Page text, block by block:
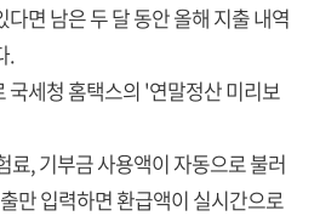
면 남은 두 달 동안 올해 지출 내역
.
국세청 홈택스의 '연말정산 미리보
료, 기부금 사용액이 자동으로 불러
만 입력하면 환급액이 실시간으로